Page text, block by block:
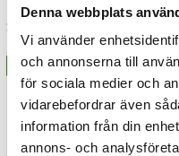
Denna webbplats
Vi använder
och annonserna till
för sociala medier och
vidarebefordrar även
information från din
annons- och
Senast besökta
BÄSTSÄLJARE